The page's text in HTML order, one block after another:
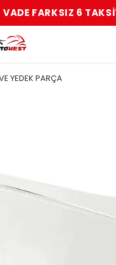
VADE FARKSIZ
YEDEK PARÇA